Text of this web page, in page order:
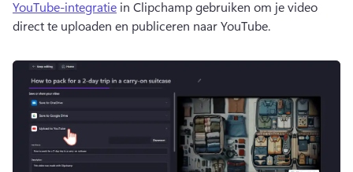
YouTube-integratie in Clipchamp gebruiken om je video
direct te uploaden en publiceren naar YouTube.